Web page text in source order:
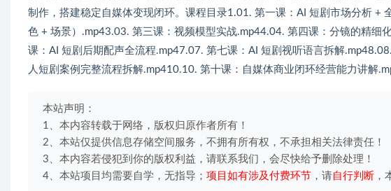
制作，搭建稳定自媒体变现闭环。课程目录1.01. 第一课：AI 短剧市场分析 +
色 + 场景）.mp43.03. 第三课：视频模型实战.mp44.04. 第四课：分镜的精细
课：AI 短剧后期配声全流程.mp47.07. 第七课：AI 短剧视听语言拆解
人短剧案例完整流程拆解.mp410.10. 第十课：自媒体商业闭环经营能力讲解
本站声明：
1、本内容转载于网络，版权归原作者所有！
2、本站仅提供信息存储空间服务，不拥有所有权，不承担相关法律责任！
3、本内容若侵犯到你的版权利益，请联系我们，会尽快给予删除处理！
4、本站项目均需要自学，无指导； 项目如有涉及付费环节 ，请自行判断 ，